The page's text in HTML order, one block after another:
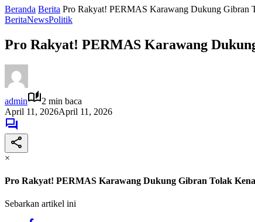
Beranda Berita Pro Rakyat! PERMAS Karawang Dukung Gibran
BeritaNewsPolitik
Pro Rakyat! PERMAS Karawang
admin
2 min baca
April 11, 2026April 11, 2026
×
Pro Rakyat! PERMAS Karawang Dukung Gibran Tolak
Sebarkan artikel ini